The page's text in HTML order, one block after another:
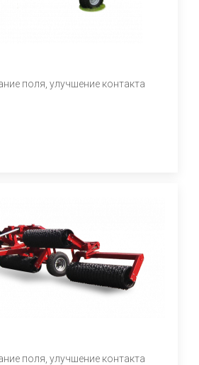
поля, улучшение контакта
поля, улучшение контакта